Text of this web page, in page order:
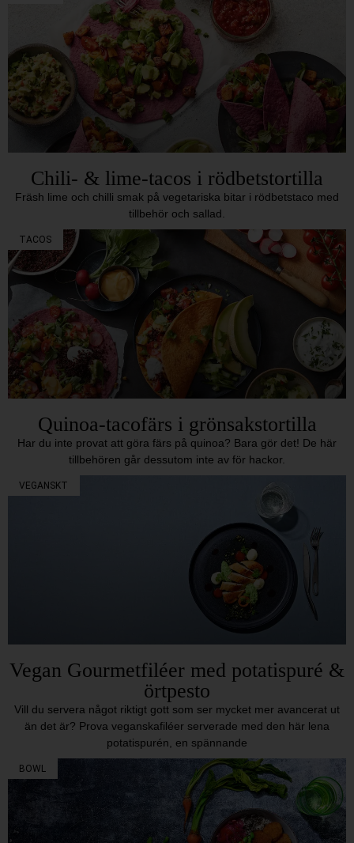
Chili- & lime-tacos i rödbetstortilla
Fräsh lime och chilli smak på vegetariska bitar i rödbetstaco med
tillbehör och sallad.
TACOS
Quinoa-tacofärs i grönsakstortilla
Har du inte provat att göra färs på quinoa? Bara gör det! De här
tillbehören går dessutom inte av för hackor.
VEGANSKT
Vegan Gourmetfiléer med potatispuré &
örtpesto
Vill du servera något riktigt gott som ser mycket mer avancerat ut
än det är? Prova veganskafiléer serverade med den här lena
potatispurén, en spännande
BOWL